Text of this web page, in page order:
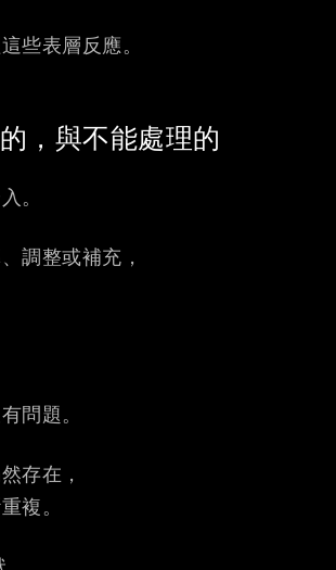
些表層反應。
，與不能處理的
。
調整或補充，
問題。
存在，
複。